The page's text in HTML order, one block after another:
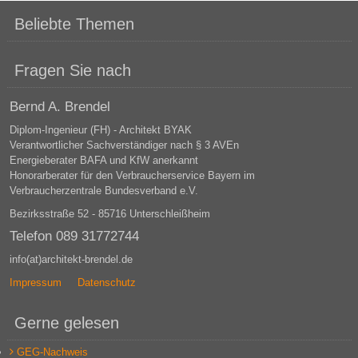
Beliebte Themen
Fragen Sie nach
Bernd A. Brendel
Diplom-Ingenieur (FH) - Architekt BYAK
Verantwortlicher Sachverständiger nach § 3 AVEn
Energieberater BAFA und KfW anerkannt
Honorarberater für den Verbraucherservice Bayern im
Verbraucherzentrale Bundesverband e.V.
Bezirksstraße 52 - 85716 Unterschleißheim
Telefon 089 31772744
info(at)architekt-brendel.de
Impressum
Datenschutz
Gerne gelesen
GEG-Nachweis